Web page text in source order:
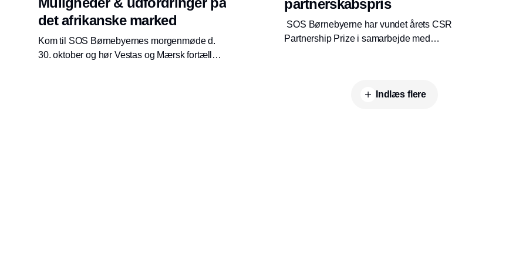
det afrikanske marked
Kom til SOS Børnebyernes morgenmøde d.
30. oktober og hør Vestas og Mærsk fortælle
partnerskabspris
SOS Børnebyerne har vundet årets CSR
Partnership Prize i samarbejde med
Indlæs flere